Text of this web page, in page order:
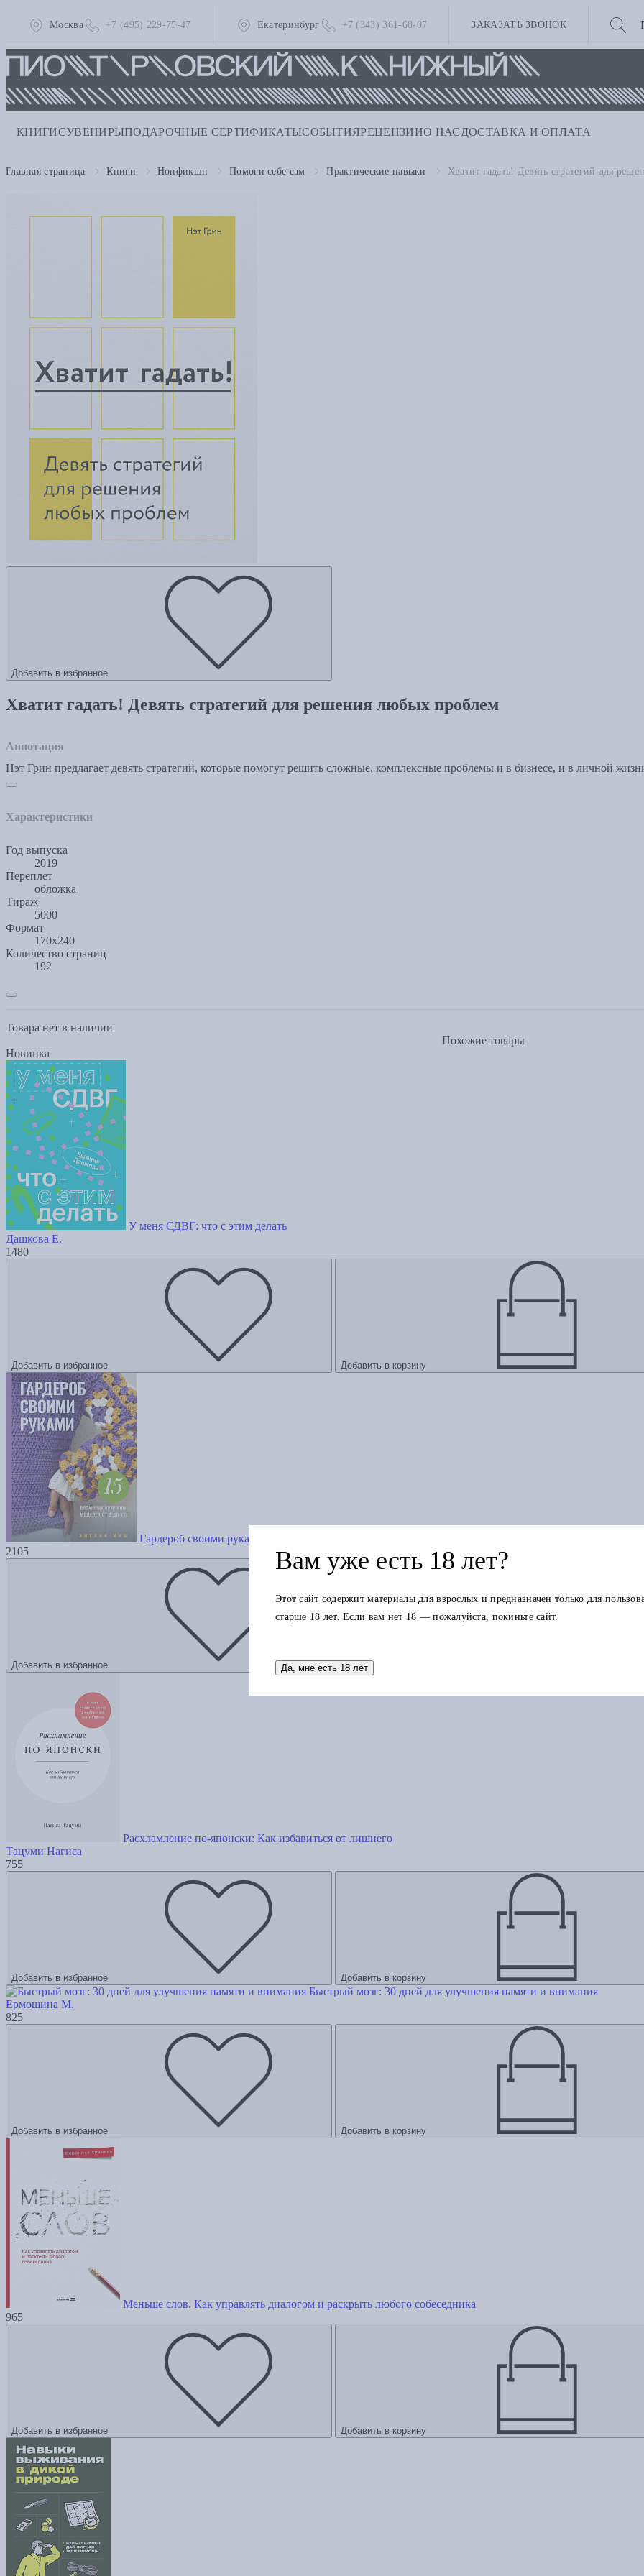
Москва +7 (495) 229-75-47 Екатеринбург +7 (343) 361-68-07 ЗАКАЗАТЬ ЗВОНОК
КНИГИСУВЕНИРЫПОДАРОЧНЫЕ СЕРТИФИКАТЫСОБЫТИЯРЕЦЕНЗИИО НАС ДОСТАВКА И ОПЛАТА
Главная страница Книги Нонфикшн Помоги себе сам Практические навыки Хватит гадать! Девять стратегий для
Добавить в избранное
Хватит гадать! Девять стратегий для решения любых проблем
Аннотация
Нэт Грин предлагает девять стратегий, которые помогут решить сложные, комплексные проблемы и в бизнесе, и в личной
Характеристики
Год выпуска
2019
Переплет
обложка
Тираж
5000
Формат
170x240
Количество страниц
192
Товара нет в наличии
Похожие товары
Новинка
У меня СДВГ: что с этим делать
Дашкова Е.
1480
Добавить в избранное Добавить в корзину
Гардероб своими руками. 15 вязанных крючком моделей от S до XXL
2105
Добавить в избранное Добавить в корзину
Расхламление по-японски: Как избавиться от лишнего
Тацуми Нагиса
755
Добавить в избранное Добавить в корзину
Быстрый мозг: 30 дней для улучшения памяти и внимания
Ермошина М.
825
Добавить в избранное Добавить в корзину
Меньше слов. Как управлять диалогом и раскрыть любого собеседника
965
Добавить в избранное Добавить в корзину
Вам уже есть 18 лет?
Этот сайт содержит материалы для взрослых и предназначен только для
старше 18 лет. Если вам нет 18 — пожалуйста, покиньте сайт.
Да, мне есть 18 лет